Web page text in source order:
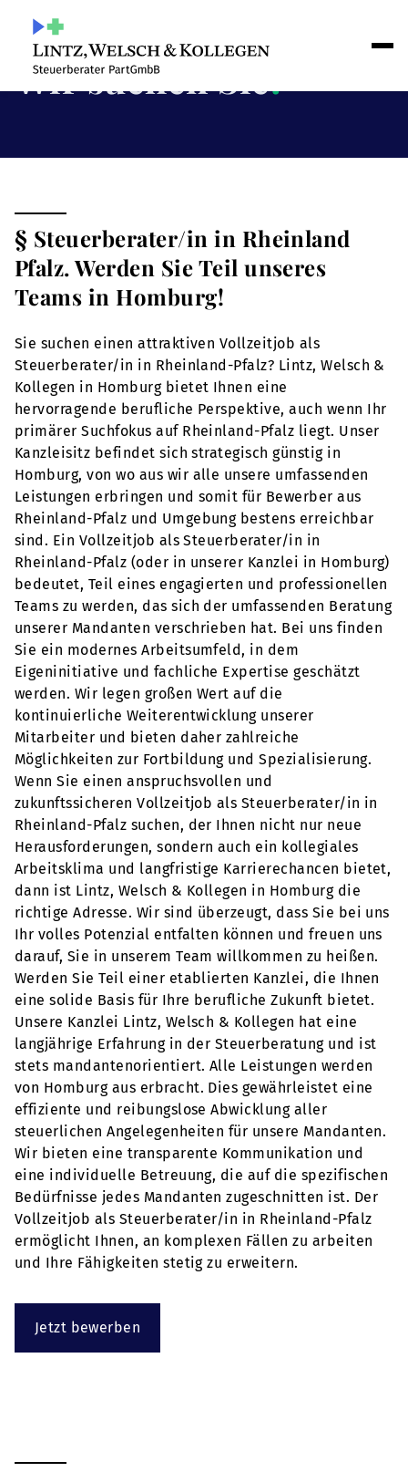
Wir suchen Sie!
§ Steuerberater/in in Rheinland
Pfalz. Werden Sie Teil unseres
Teams in Homburg!
Sie suchen einen attraktiven Vollzeitjob als
Steuerberater/in in Rheinland-Pfalz? Lintz, Welsch &
Kollegen in Homburg bietet Ihnen eine
hervorragende berufliche Perspektive, auch wenn Ihr
primärer Suchfokus auf Rheinland-Pfalz liegt. Unser
Kanzleisitz befindet sich strategisch günstig in
Homburg, von wo aus wir alle unsere umfassenden
Leistungen erbringen und somit für Bewerber aus
Rheinland-Pfalz und Umgebung bestens erreichbar
sind. Ein Vollzeitjob als Steuerberater/in in
Rheinland-Pfalz (oder in unserer Kanzlei in Homburg)
bedeutet, Teil eines engagierten und professionellen
Teams zu werden, das sich der umfassenden Beratung
unserer Mandanten verschrieben hat. Bei uns finden
Sie ein modernes Arbeitsumfeld, in dem
Eigeninitiative und fachliche Expertise geschätzt
werden. Wir legen großen Wert auf die
kontinuierliche Weiterentwicklung unserer
Mitarbeiter und bieten daher zahlreiche
Möglichkeiten zur Fortbildung und Spezialisierung.
Wenn Sie einen anspruchsvollen und
zukunftssicheren Vollzeitjob als Steuerberater/in in
Rheinland-Pfalz suchen, der Ihnen nicht nur neue
Herausforderungen, sondern auch ein kollegiales
Arbeitsklima und langfristige Karrierechancen bietet,
dann ist Lintz, Welsch & Kollegen in Homburg die
richtige Adresse. Wir sind überzeugt, dass Sie bei uns
Ihr volles Potenzial entfalten können und freuen uns
darauf, Sie in unserem Team willkommen zu heißen.
Werden Sie Teil einer etablierten Kanzlei, die Ihnen
eine solide Basis für Ihre berufliche Zukunft bietet.
Unsere Kanzlei Lintz, Welsch & Kollegen hat eine
langjährige Erfahrung in der Steuerberatung und ist
stets mandantenorientiert. Alle Leistungen werden
von Homburg aus erbracht. Dies gewährleistet eine
effiziente und reibungslose Abwicklung aller
steuerlichen Angelegenheiten für unsere Mandanten.
Wir bieten eine transparente Kommunikation und
eine individuelle Betreuung, die auf die spezifischen
Bedürfnisse jedes Mandanten zugeschnitten ist. Der
Vollzeitjob als Steuerberater/in in Rheinland-Pfalz
ermöglicht Ihnen, an komplexen Fällen zu arbeiten
und Ihre Fähigkeiten stetig zu erweitern.
Jetzt bewerben